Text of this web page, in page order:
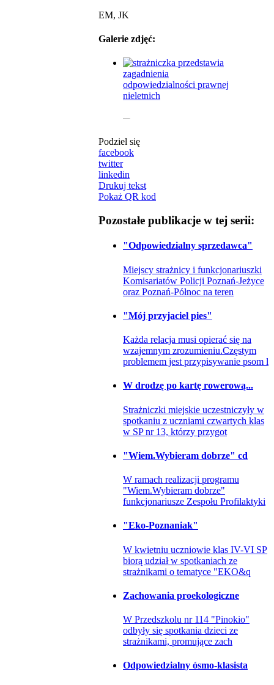
EM, JK
Galerie zdjęć:
Podziel się
facebook
twitter
linkedin
Drukuj tekst
Pokaż QR kod
Pozostałe publikacje w tej serii:
"Odpowiedzialny sprzedawca"
Miejscy strażnicy i funkcjonariuszki
Komisariatów Policji Poznań-Jeżyce
oraz Poznań-Północ na teren
"Mój przyjaciel pies"
Każda relacja musi opierać się na
wzajemnym zrozumieniu.Częstym
problemem jest przypisywanie psom l
W drodzę po kartę rowerową...
Strażniczki miejskie uczestniczyły w
spotkaniu z uczniami czwartych klas
w SP nr 13, którzy przygot
"Wiem.Wybieram dobrze" cd
W ramach realizacji programu
"Wiem.Wybieram dobrze"
funkcjonariusze Zespołu Profilaktyki
"Eko-Poznaniak"
W kwietniu uczniowie klas IV-VI SP
biorą udział w spotkaniach ze
strażnikami o tematyce "EKO&q
Zachowania proekologiczne
W Przedszkolu nr 114 "Pinokio"
odbyły się spotkania dzieci ze
strażnikami, promujące zach
Odpowiedzialny ósmo-klasista